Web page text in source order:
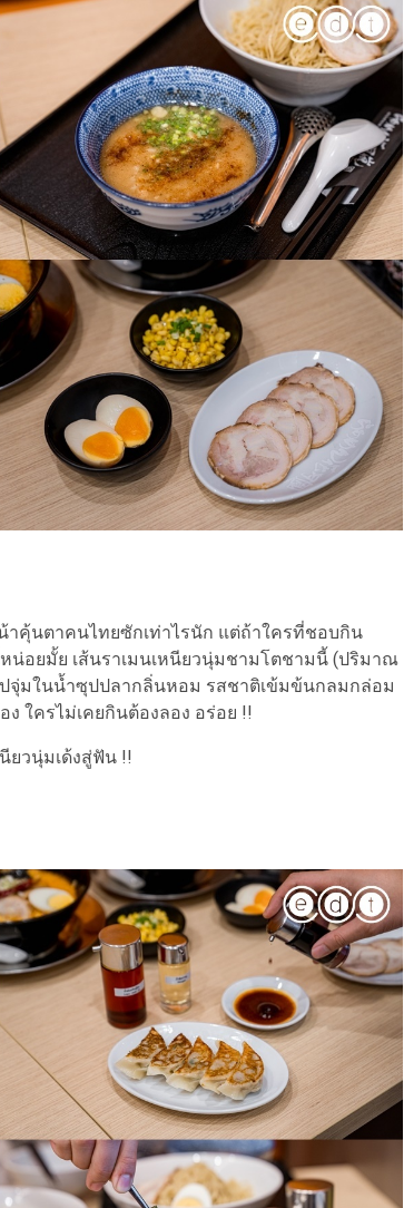
คุ้นตาคนไทยซักเท่าไรนัก แต่ถ้าใครที่ชอบกิน
น่อยมั้ย เส้นราเมนเหนียวนุ่มชามโตชามนี้ (ปริมาณ
ปจุ่มในน้ำซุปปลากลิ่นหอม รสชาติเข้มข้นกลมกล่อม
ใครไม่เคยกินต้องลอง อร่อย !!
ยวนุ่มเด้งสู่ฟัน !!